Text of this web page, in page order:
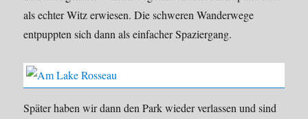
als echter Witz erwiesen. Die schweren Wanderwege
entpuppten sich dann als einfacher Spaziergang.
Später haben wir dann den Park wieder verlassen und sind